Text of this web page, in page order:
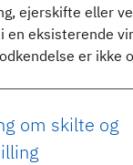
ejerskifte eller
en eksisterende
er ikke
om skilte og